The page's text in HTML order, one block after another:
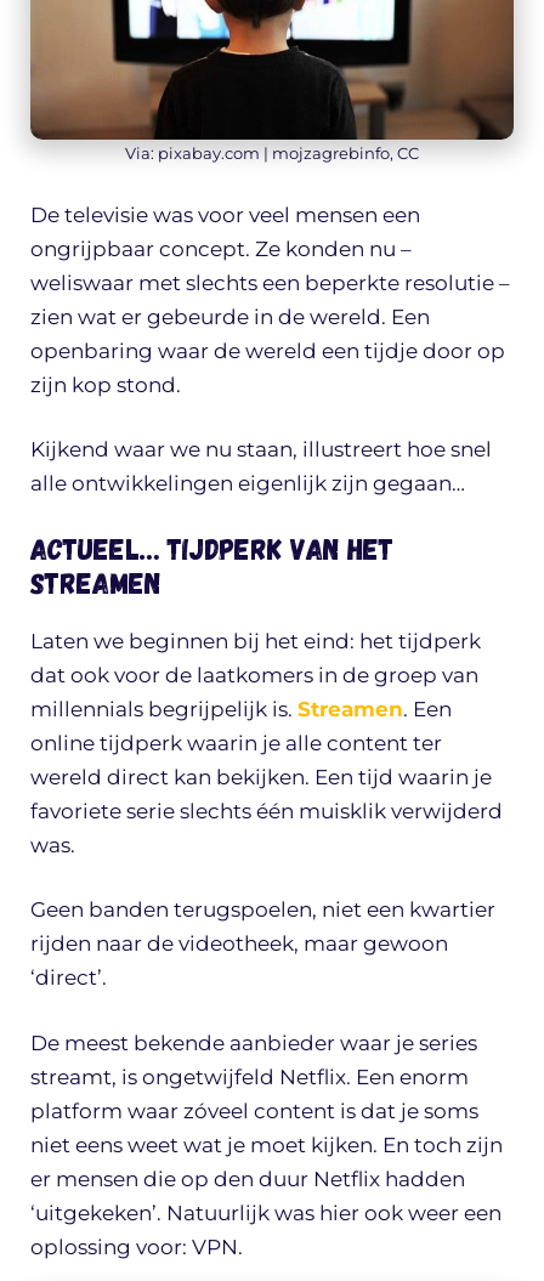
Via: pixabay.com | mojzagrebinfo, CC
De televisie was voor veel mensen een
ongrijpbaar concept. Ze konden nu –
weliswaar met slechts een beperkte resolutie –
zien wat er gebeurde in de wereld. Een
openbaring waar de wereld een tijdje door op
zijn kop stond.
Kijkend waar we nu staan, illustreert hoe snel
alle ontwikkelingen eigenlijk zijn gegaan…
Actueel… tijdperk van het
streamen
Laten we beginnen bij het eind: het tijdperk
dat ook voor de laatkomers in de groep van
millennials begrijpelijk is. Streamen. Een
online tijdperk waarin je alle content ter
wereld direct kan bekijken. Een tijd waarin je
favoriete serie slechts één muisklik verwijderd
was.
Geen banden terugspoelen, niet een kwartier
rijden naar de videotheek, maar gewoon
‘direct’.
De meest bekende aanbieder waar je series
streamt, is ongetwijfeld Netflix. Een enorm
platform waar zóveel content is dat je soms
niet eens weet wat je moet kijken. En toch zijn
er mensen die op den duur Netflix hadden
‘uitgekeken’. Natuurlijk was hier ook weer een
oplossing voor: VPN.